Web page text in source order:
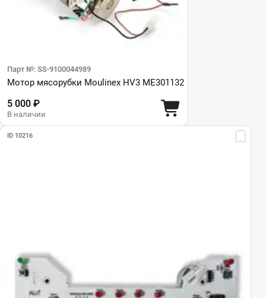
Парт №: SS-9100044989
Мотор мясорубки Moulinex HV3 ME301132
5 000 ₽
В наличии
ID 10216